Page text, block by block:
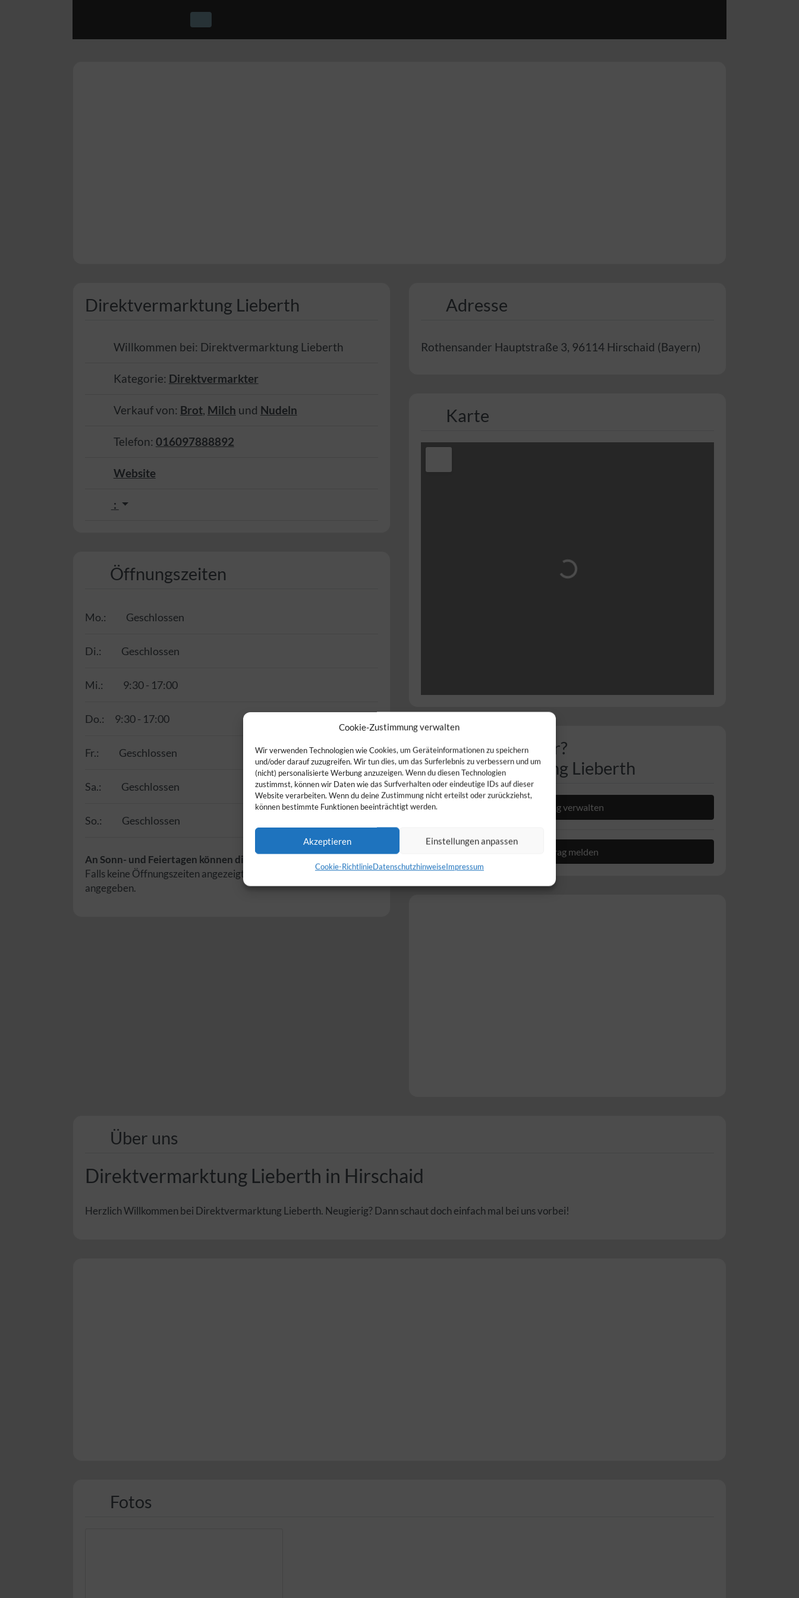
Cookie-Zustimmung verwalten
Wir verwenden Technologien wie Cookies, um Geräteinformationen zu speichern
und/oder darauf zuzugreifen. Wir tun dies, um das Surferlebnis zu verbessern und um
(nicht) personalisierte Werbung anzuzeigen. Wenn du diesen Technologien
zustimmst, können wir Daten wie das Surfverhalten oder eindeutige IDs auf dieser
Website verarbeiten. Wenn du deine Zustimmung nicht erteilst oder zurückziehst,
können bestimmte Funktionen beeinträchtigt werden.
Akzeptieren Einstellungen anpassen
Cookie-RichtlinieDatenschutzhinweiseImpressum
Direktvermarktung Lieberth
Willkommen bei: Direktvermarktung Lieberth
Kategorie: Direktvermarkter
Verkauf von: Brot, Milch und Nudeln
Telefon: 016097888892
Website
:
Öffnungszeiten
Mo.: Geschlossen
Di.: Geschlossen
Mi.: 9:30 - 17:00
Do.: 9:30 - 17:00
Fr.: Geschlossen
Sa.: Geschlossen
So.: Geschlossen
An Sonn- und Feiertagen können die Öffnungszeiten abweichen.
Falls keine Öffnungszeiten angezeigt werden, wurden diese nicht
angegeben.
Adresse
Rothensander Hauptstraße 3, 96114 Hirschaid (Bayern)
Karte
Wird geladen …
Bist du Inhaber?
Direktvermarktung Lieberth
Eintrag verwalten
Beitrag melden
Über uns
Direktvermarktung Lieberth in Hirschaid
Herzlich Willkommen bei Direktvermarktung Lieberth. Neugierig? Dann schaut doch einfach mal bei uns vorbei!
Fotos